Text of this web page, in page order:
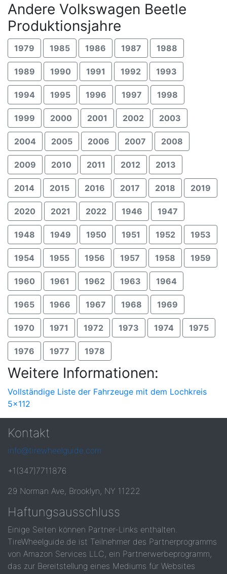
Andere Volkswagen Beetle
Produktionsjahre
1979 1985 1986 1987 1988
1989 1990 1991 1992 1993
1994 1995 1996 1997 1998
1999 2000 2001 2002 2003
2004 2005 2006 2007 2008
2009 2010 2011 2012 2013
2014 2015 2016 2017 2018 2019
2020 2021 2022 1946 1947
1948 1949 1950 1951 1952 1953
1954 1955 1956 1957 1958 1959
1960 1961 1962 1963 1964
1965 1966 1967 1968 1969
1970 1971 1972 1973 1974 1975
1976 1977 1978
Weitere Informationen:
Vollständige Liste der Fahrzeuge mit dem Lochkreis
5x112
Kontakt
info@tirewheelguide.com
+1(347)7711876
29 Norman Ave, Brooklyn, NY 11222
Haftungsausschluss
Einige Seiten können Partner-Links enthalten.
TireWheelguide.de ist Teilnehmer des Partnerprogramms
von Amazon Services LLC, ein Partnerwerbeprogramm,
das zur Bereitstellung eines Mediums für Websites